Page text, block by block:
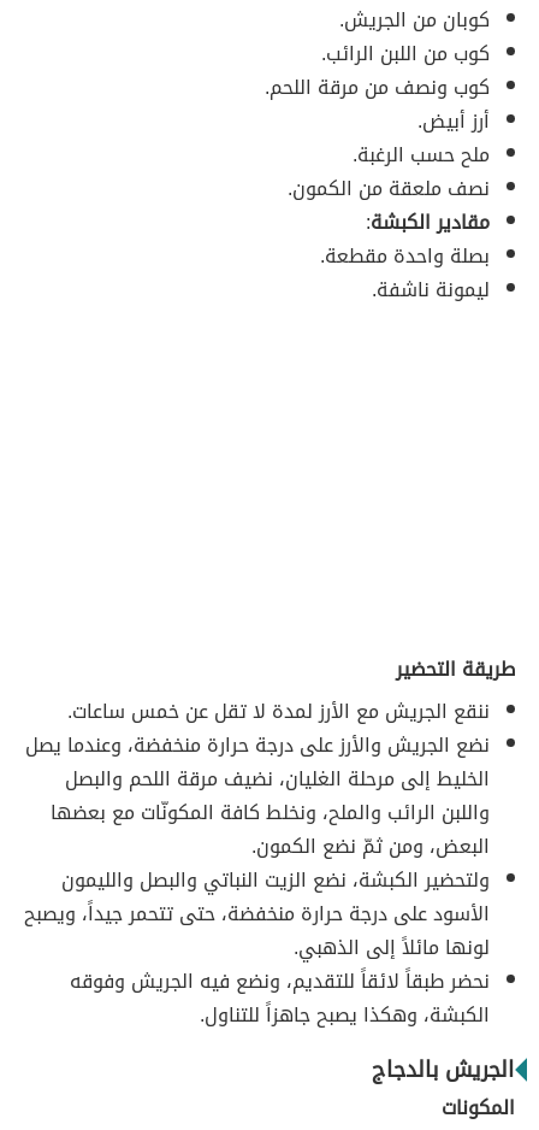
كوبان من الجريش.
كوب من اللبن الرائب.
كوب ونصف من مرقة اللحم.
أرز أبيض.
ملح حسب الرغبة.
نصف ملعقة من الكمون.
مقادير الكبشة:
بصلة واحدة مقطعة.
ليمونة ناشفة.
طريقة التحضير
ننقع الجريش مع الأرز لمدة لا تقل عن خمس ساعات.
نضع الجريش والأرز على درجة حرارة منخفضة، وعندما يصل
الخليط إلى مرحلة الغليان، نضيف مرقة اللحم والبصل
واللبن الرائب والملح، ونخلط كافة المكونّات مع بعضها
البعض، ومن ثمّ نضع الكمون.
ولتحضير الكبشة، نضع الزيت النباتي والبصل والليمون
الأسود على درجة حرارة منخفضة، حتى تتحمر جيداً، ويصبح
لونها مائلاً إلى الذهبي.
نحضر طبقاً لائقاً للتقديم، ونضع فيه الجريش وفوقه
الكبشة، وهكذا يصبح جاهزاً للتناول.
الجريش بالدجاج
المكونات